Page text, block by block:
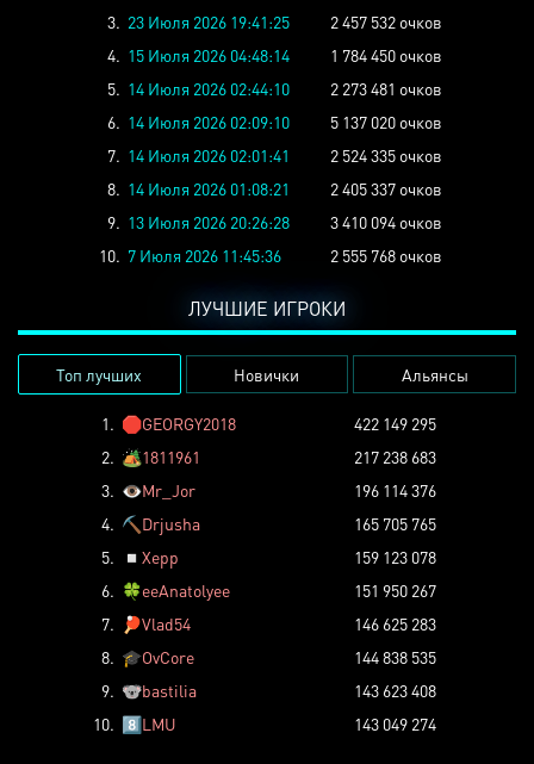
3. 23 Июля 2026 19:41:25
2 457 532 очков
4. 15 Июля 2026 04:48:14
1 784 450 очков
5. 14 Июля 2026 02:44:10
2 273 481 очков
6. 14 Июля 2026 02:09:10
5 137 020 очков
7. 14 Июля 2026 02:01:41
2 524 335 очков
8. 14 Июля 2026 01:08:21
2 405 337 очков
9. 13 Июля 2026 20:26:28
3 410 094 очков
10. 7 Июля 2026 11:45:36 2 555 768 очков
ЛУЧШИЕ ИГРОКИ
Топ лучших Новички Альянсы
1. 🛑GEORGY2018
422 149 295
2. 🏕️1811961
217 238 683
3. 👁️Mr_Jor
196 114 376
4. ⛏️ Drjusha
165 705 765
5.
◽ Xepp
159 123 078
6. 🍀eeAnatolyee
151 950 267
7.
🏓Vlad54
146 625 283
8. 🎓OvCore
144 838 535
9. 🐨bastilia
143 623 408
10. 8️⃣LMU 143 049 274